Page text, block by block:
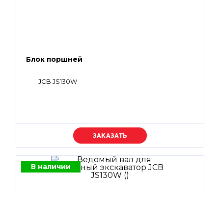
Блок поршней
JCB JS130W
Уточняйте цену
В наличии